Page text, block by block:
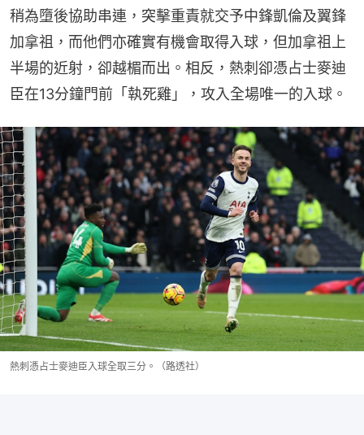
稍為墮後協助串連，突擊重責就交予中鋒凱倫及翼鋒
加拿祖，而他們亦確實有機會取得入球，但加拿祖上
半場的近射，卻越楣而出。相反，熱刺卻憑占士麥迪
臣在13分鐘門前「執死雞」，攻入全場唯一的入球。
熱刺憑占士麥迪臣入球全取三分。（路透社）